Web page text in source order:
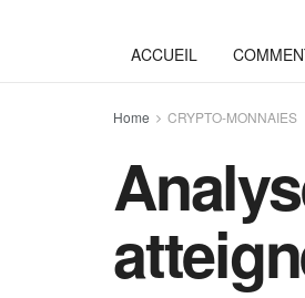
ACCUEIL
Home CRYPTO-MONNAIES